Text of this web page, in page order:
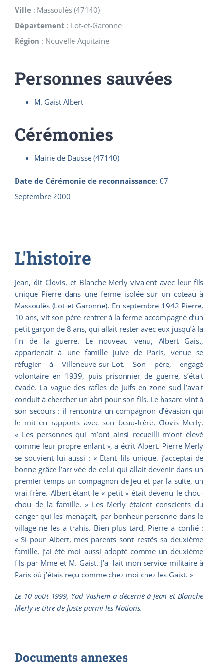
Ville : Massoulès (47140)
Département : Lot-et-Garonne
Région : Nouvelle-Aquitaine
Personnes sauvées
M. Gaist Albert
Cérémonies
Mairie de Dausse (47140)
Date de Cérémonie de reconnaissance: 07
Septembre 2000
L'histoire
Jean, dit Clovis, et Blanche Merly vivaient avec leur fils
unique Pierre dans une ferme isolée sur un coteau à
Massoulès (Lot-et-Garonne). En septembre 1942 Pierre,
10 ans, vit son père rentrer à la ferme accompagné d’un
petit garçon de 8 ans, qui allait rester avec eux jusqu’à la
fin de la guerre. Le nouveau venu, Albert Gaist,
appartenait à une famille juive de Paris, venue se
réfugier à Villeneuve-sur-Lot. Son père, engagé
volontaire en 1939, puis prisonnier de guerre, s’était
évadé. La vague des rafles de Juifs en zone sud l’avait
conduit à chercher un abri pour son fils. Le hasard vint à
son secours : il rencontra un compagnon d’évasion qui
le mit en rapports avec son beau-frère, Clovis Merly.
« Les personnes qui m’ont ainsi recueilli m’ont élevé
comme leur propre enfant », a écrit Albert. Pierre Merly
se souvient lui aussi : « Etant fils unique, j’acceptai de
bonne grâce l’arrivée de celui qui allait devenir dans un
premier temps un compagnon de jeu et par la suite, un
vrai frère. Albert étant le « petit » était devenu le chou-
chou de la famille. » Les Merly étaient conscients du
danger qui les menaçait, par bonheur personne dans le
village ne les a trahis. Bien plus tard, Pierre a confié :
« Si pour Albert, mes parents sont restés sa deuxième
famille, j’ai été moi aussi adopté comme un deuxième
fils par Mme et M. Gaist. J’ai fait mon service militaire à
Paris où j’étais reçu comme chez moi chez les Gaist. »
Le 10 août 1999, Yad Vashem a décerné à Jean et Blanche
Merly le titre de Juste parmi les Nations.
Documents annexes